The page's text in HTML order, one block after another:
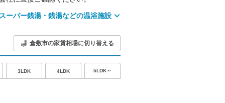
ーパー銭湯・銭湯などの温浴施設
倉敷市の家賃相場に切り替える
3LDK 4LDK 5LDK～